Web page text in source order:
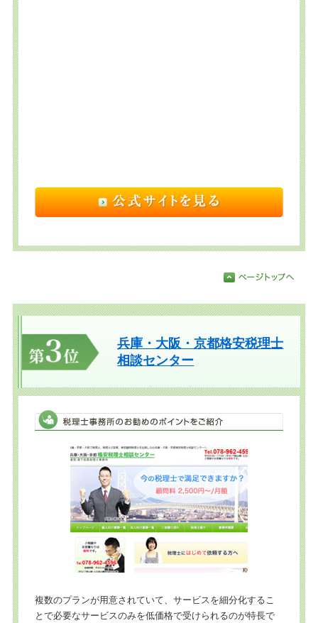
兵庫・大阪・京都格安税理士
相談センター
複数のプランが用意されていて、サービスを細分化するこ
とで必要なサービスのみを低価格で受けられるのが特長で